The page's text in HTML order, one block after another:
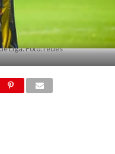
Liga. Foto: redes